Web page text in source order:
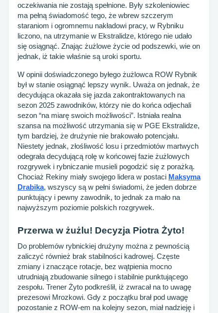
oczekiwania nie zostają spełnione. Były szkoleniowiec
ma pełną świadomość tego, że wbrew szczerym
staraniom i ogromnemu nakładowi pracy, w Rybniku
liczono, na utrzymanie w Ekstralidze, którego nie udało
się osiągnąć. Znając żużlowe życie od podszewki, wie on
jednak, iż takie właśnie są uroki sportu.
W opinii doświadczonego byłego żużlowca ROW Rybnik
był w stanie osiągnąć lepszy wynik. Uważa on jednak, że
decydująca okazała się jazda zakontraktowanych na
sezon 2025 zawodników, którzy nie do końca odjechali
sezon “na miarę swoich możliwości”. Istniała realna
szansa na możliwość utrzymania się w PGE Ekstralidze,
tym bardziej, że drużynie nie brakowało potencjału.
Niestety jednak, złośliwość losu i przedmiotów martwych
odegrała decydującą rolę w końcowej fazie żużlowych
rozgrywek i rybniczanie musieli pogodzić się z porażką.
Chociaż Rekiny miały swojego lidera w postaci Maksyma
Drabika, wszyscy są w pełni świadomi, że jeden dobrze
punktujący i pewny zawodnik, to jednak za mało na
najwyższym poziomie polskich rozgrywek.
Przerwa w żużlu! Decyzja Piotra Żyto!
Do problemów rybnickiej drużyny można z pewnością
zaliczyć również brak stabilności kadrowej. Częste
zmiany i znaczące rotacje, bez wątpienia mocno
utrudniają zbudowanie silnego i stabilnie punktującego
zespołu. Trener Żyto podkreślił, iż zwracał na to uwagę
prezesowi Mrozkowi. Gdy z początku brał pod uwagę
pozostanie z ROW-em na kolejny sezon, miał nadzieję i